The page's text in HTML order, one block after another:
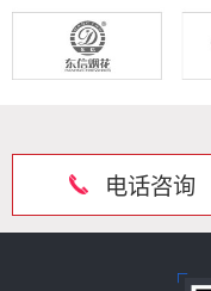
电话咨询